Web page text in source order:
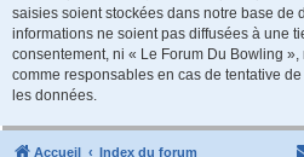
saisies soient stockées dans notre base de
informations ne soient pas diffusées à une
consentement, ni « Le Forum Du Bowling
comme responsables en cas de tentative
les données.
Accueil Index du forum